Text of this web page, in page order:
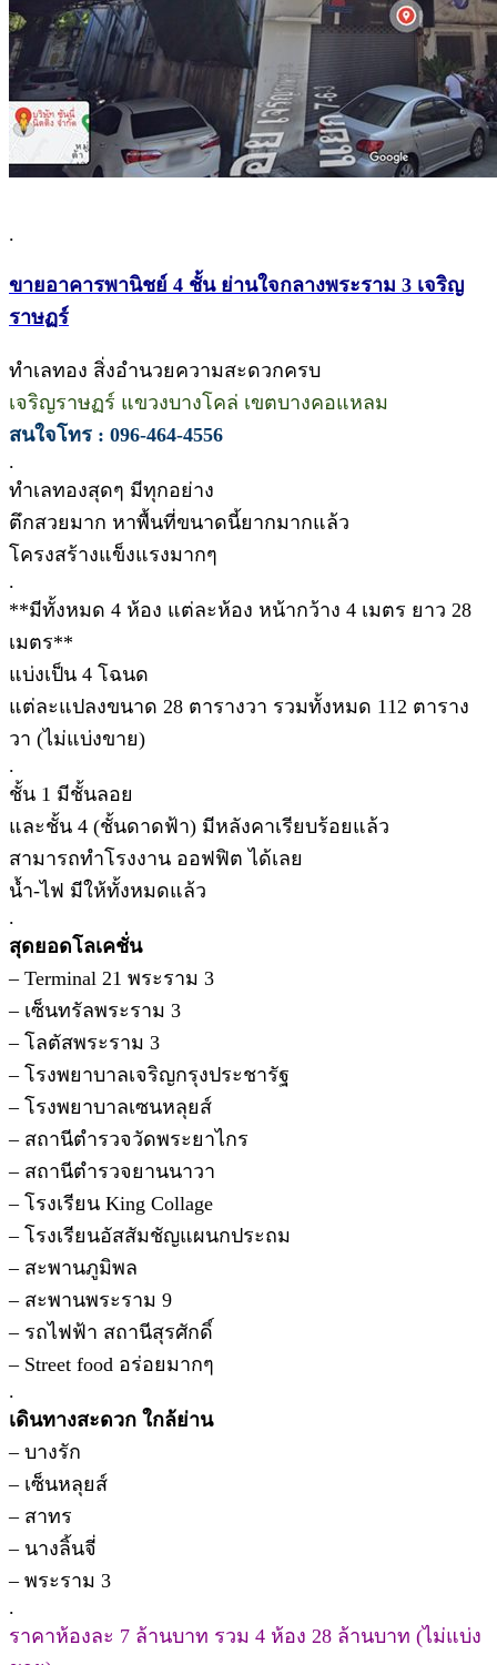
.
ขายอาคารพานิชย์ 4 ชั้น ย่านใจกลางพระราม 3 เจริญ
ราษฏร์
ทำเลทอง สิ่งอำนวยความสะดวกครบ
เจริญราษฏร์ แขวงบางโคล่ เขตบางคอแหลม
สนใจโทร : 096-464-4556
.
ทำเลทองสุดๆ มีทุกอย่าง
ตึกสวยมาก หาพื้นที่ขนาดนี้ยากมากแล้ว
โครงสร้างแข็งแรงมากๆ
.
**มีทั้งหมด 4 ห้อง แต่ละห้อง หน้ากว้าง 4 เมตร ยาว 28
เมตร**
แบ่งเป็น 4 โฉนด
แต่ละแปลงขนาด 28 ตารางวา รวมทั้งหมด 112 ตาราง
วา (ไม่แบ่งขาย)
.
ชั้น 1 มีชั้นลอย
และชั้น 4 (ชั้นดาดฟ้า) มีหลังคาเรียบร้อยแล้ว
สามารถทำโรงงาน ออฟฟิต ได้เลย
น้ำ-ไฟ มีให้ทั้งหมดแล้ว
.
สุดยอดโลเคชั่น
– Terminal 21 พระราม 3
– เซ็นทรัลพระราม 3
– โลตัสพระราม 3
– โรงพยาบาลเจริญกรุงประชารัฐ
– โรงพยาบาลเซนหลุยส์
– สถานีตำรวจวัดพระยาไกร
– สถานีตำรวจยานนาวา
– โรงเรียน King Collage
– โรงเรียนอัสสัมชัญแผนกประถม
– สะพานภูมิพล
– สะพานพระราม 9
– รถไฟฟ้า สถานีสุรศักดิ์
– Street food อร่อยมากๆ
.
เดินทางสะดวก ใกล้ย่าน
– บางรัก
– เซ็นหลุยส์
– สาทร
– นางลิ้นจี่
– พระราม 3
.
ราคาห้องละ 7 ล้านบาท รวม 4 ห้อง 28 ล้านบาท (ไม่แบ่ง